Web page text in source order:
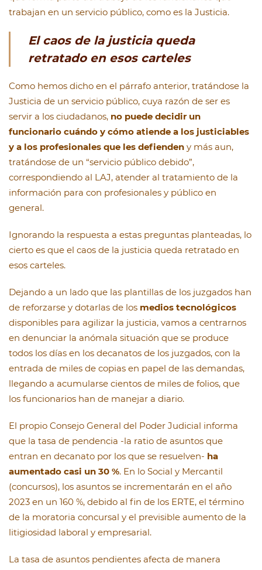
trabajan en un servicio público, como es la Justicia.
El caos de la justicia queda
retratado en esos carteles
Como hemos dicho en el párrafo anterior, tratándose la
Justicia de un servicio público, cuya razón de ser es
servir a los ciudadanos, no puede decidir un
funcionario cuándo y cómo atiende a los justiciables
y a los profesionales que les defienden y más aun,
tratándose de un “servicio público debido”,
correspondiendo al LAJ, atender al tratamiento de la
información para con profesionales y público en
general.
Ignorando la respuesta a estas preguntas planteadas, lo
cierto es que el caos de la justicia queda retratado en
esos carteles.
Dejando a un lado que las plantillas de los juzgados han
de reforzarse y dotarlas de los medios tecnológicos
disponibles para agilizar la justicia, vamos a centrarnos
en denunciar la anómala situación que se produce
todos los días en los decanatos de los juzgados, con la
entrada de miles de copias en papel de las demandas,
llegando a acumularse cientos de miles de folios, que
los funcionarios han de manejar a diario.
El propio Consejo General del Poder Judicial informa
que la tasa de pendencia -la ratio de asuntos que
entran en decanato por los que se resuelven- ha
aumentado casi un 30 %. En lo Social y Mercantil
(concursos), los asuntos se incrementarán en el año
2023 en un 160 %, debido al fin de los ERTE, el término
de la moratoria concursal y el previsible aumento de la
litigiosidad laboral y empresarial.
La tasa de asuntos pendientes afecta de manera